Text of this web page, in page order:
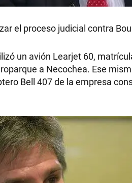
el proceso judicial contra
un avión Learjet 60,
a Necochea. Ese
Bell 407 de la empresa